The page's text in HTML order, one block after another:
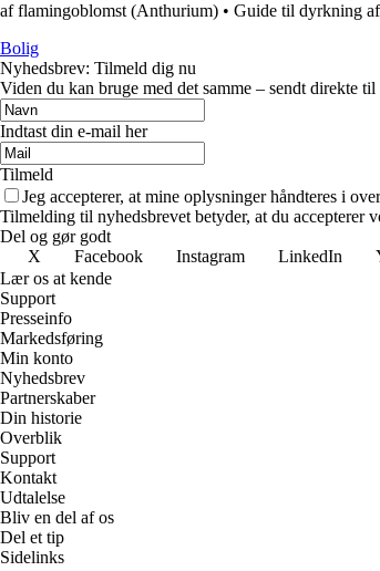
af flamingoblomst (Anthurium) • Guide til dyrkning
Bolig
Nyhedsbrev: Tilmeld dig nu
Viden du kan bruge med det samme – sendt direkte til
Indtast din e-mail her
Tilmeld
Jeg accepterer, at mine oplysninger håndteres i
Tilmelding til nyhedsbrevet betyder, at du accepterer
Del og gør godt
X
Facebook Instagram LinkedIn
Lær os at kende
Support
Presseinfo
Markedsføring
Min konto
Nyhedsbrev
Partnerskaber
Din historie
Overblik
Support
Kontakt
Udtalelse
Bliv en del af os
Del et tip
Sidelinks